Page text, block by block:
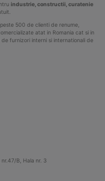
industrie, constructii, curatenie
500 de clienti de renume,
atat in Romania cat si in
furnizori interni si internationali de
nr.47/B, Hala nr. 3